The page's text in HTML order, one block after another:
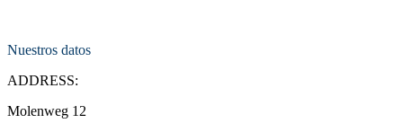
Nuestros datos
ADDRESS:
Molenweg 12